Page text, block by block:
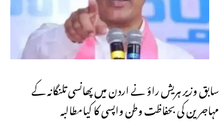
سابق وزیر ہریش راؤ نے اردن میں پھانسی تلنگانہ کے
مہاجرین کی بحفاظت وطن واپسی کا کیامطالبہ